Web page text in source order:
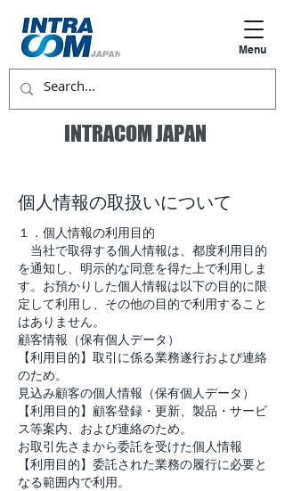
INTRACOM JAPAN
Menu
個人情報の取扱いについて
１．個人情報の利用目的
当社で取得する個人情報は、都度利用目的
を通知し、明示的な同意を得た上で利用しま
す。お預かりした個人情報は以下の目的に限
定して利用し、その他の目的で利用すること
はありません。
顧客情報（保有個人データ）
【利用目的】取引に係る業務遂行および連絡
のため。
見込み顧客の個人情報（保有個人データ）
【利用目的】顧客登録・更新、製品・サービ
ス等案内、および連絡のため。
お取引先さまから委託を受けた個人情報
【利用目的】委託された業務の履行に必要と
なる範囲内で利用。